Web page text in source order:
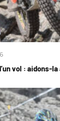
vol : aidons-